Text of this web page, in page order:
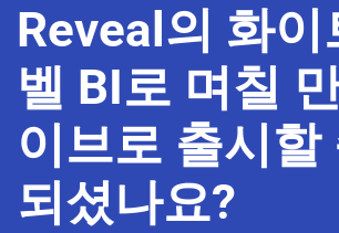
Reveal의 화이
벨 BI로 며칠
이브로 출시할
되셨나요?